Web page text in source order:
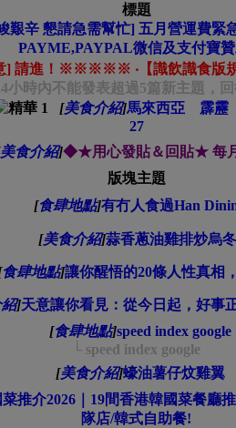
標題
艱辛 懇請急需幫忙] 五月營運費緊
PAYME,PAYPAL微信及支付寶
] 請進！※※※※※ ‧【識飲識食
時內不能發表超過5篇新主題，
[美食介紹]馬來西亞 霹靂
27
美食介紹]◆★用心發貼＆回貼★ 每
版塊主題
[食肆地點]有冇人食過Han
[美食介紹]蒜香蔥油雞排炒烏
食肆地點]讓你醒悟的20條人性真相
]天意讓你看見：從今日起，好事
[食肆地點]speed index google
└ speed index google
[美食介紹]蠔油薯仔炆雞翼
推介2026｜19間香港韓國菜餐廳
隊店/韓式自助餐!